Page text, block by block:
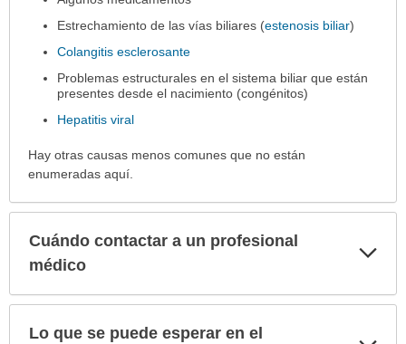
Estrechamiento de las vías biliares (estenosis biliar)
Colangitis esclerosante
Problemas estructurales en el sistema biliar que están
presentes desde el nacimiento (congénitos)
Hepatitis viral
Hay otras causas menos comunes que no están
enumeradas aquí.
Cuándo contactar a un profesional
médico
Lo que se puede esperar en el